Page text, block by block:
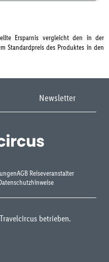
Ersparnis vergleicht den in der
Standardpreis des Produktes in den
Newsletter
AGB Reiseveranstalter
betrieben.